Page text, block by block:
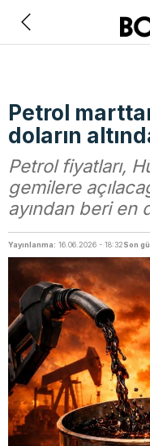
Petrol
doların
Petrol fiyatları,
gemilere
ayından beri en
Yayınlanma: 16.06.2026 - 18:32Son